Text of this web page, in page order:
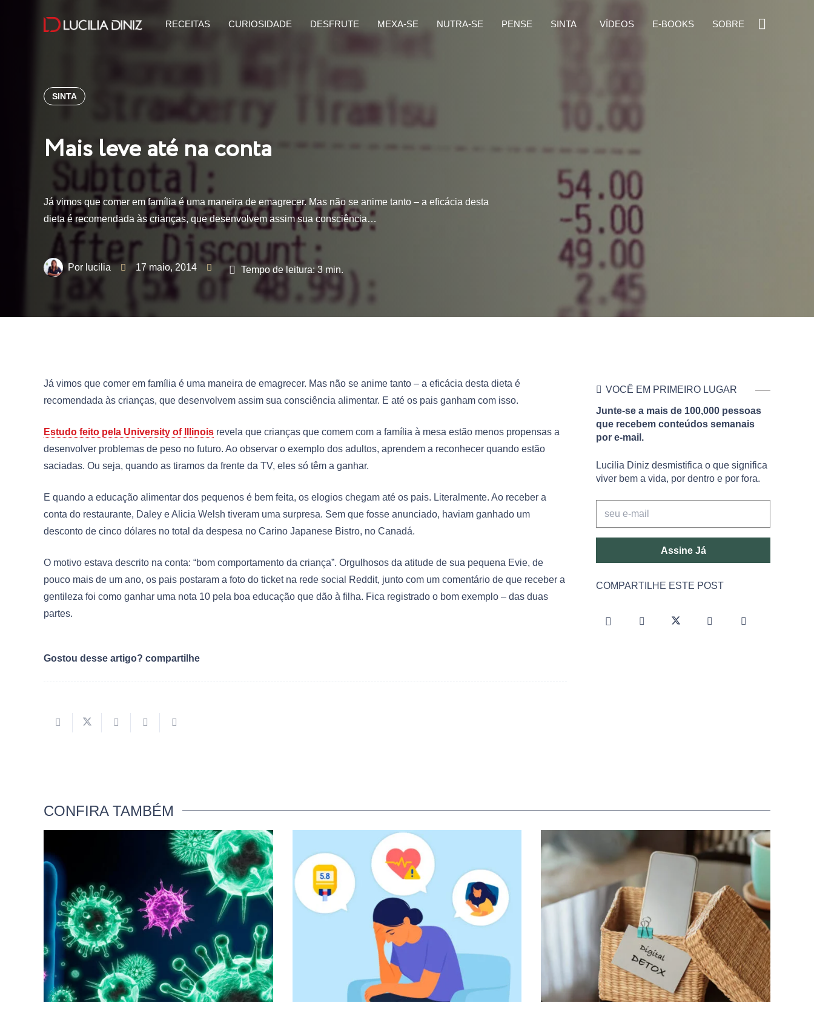
RECEITAS CURIOSIDADE DESFRUTE MEXA-SE NUTRA-SE PENSE SINTA VÍDEOS E-BOOKS SOBRE
SINTA
Mais leve até na conta
Já vimos que comer em família é uma maneira de emagrecer. Mas não se anime tanto – a eficácia desta
dieta é recomendada às crianças, que desenvolvem assim sua consciência…
lucilia 17 maio, 2014 Tempo de leitura: 3 min.
Já vimos que comer em família é uma maneira de emagrecer. Mas não se anime tanto – a eficácia desta dieta é
recomendada às crianças, que desenvolvem assim sua consciência alimentar. E até os pais ganham com isso.
Estudo feito pela University of Illinois revela que crianças que comem com a família à mesa estão menos propensas a
desenvolver problemas de peso no futuro. Ao observar o exemplo dos adultos, aprendem a reconhecer quando estão
saciadas. Ou seja, quando as tiramos da frente da TV, eles só têm a ganhar.
E quando a educação alimentar dos pequenos é bem feita, os elogios chegam até os pais. Literalmente. Ao receber a
conta do restaurante, Daley e Alicia Welsh tiveram uma surpresa. Sem que fosse anunciado, haviam ganhado um
desconto de cinco dólares no total da despesa no Carino Japanese Bistro, no Canadá.
O motivo estava descrito na conta: “bom comportamento da criança”. Orgulhosos da atitude de sua pequena Evie, de
pouco mais de um ano, os pais postaram a foto do ticket na rede social Reddit, junto com um comentário de que receber a
gentileza foi como ganhar uma nota 10 pela boa educação que dão à filha. Fica registrado o bom exemplo – das duas
partes.
Gostou desse artigo? compartilhe
VOCÊ EM PRIMEIRO LUGAR
Junte-se a mais de 100,000 pessoas
que recebem conteúdos semanais
por e-mail.
Lucilia Diniz desmistifica o que significa
viver bem a vida, por dentro e por fora.
Assine Já
COMPARTILHE ESTE POST
CONFIRA TAMBÉM